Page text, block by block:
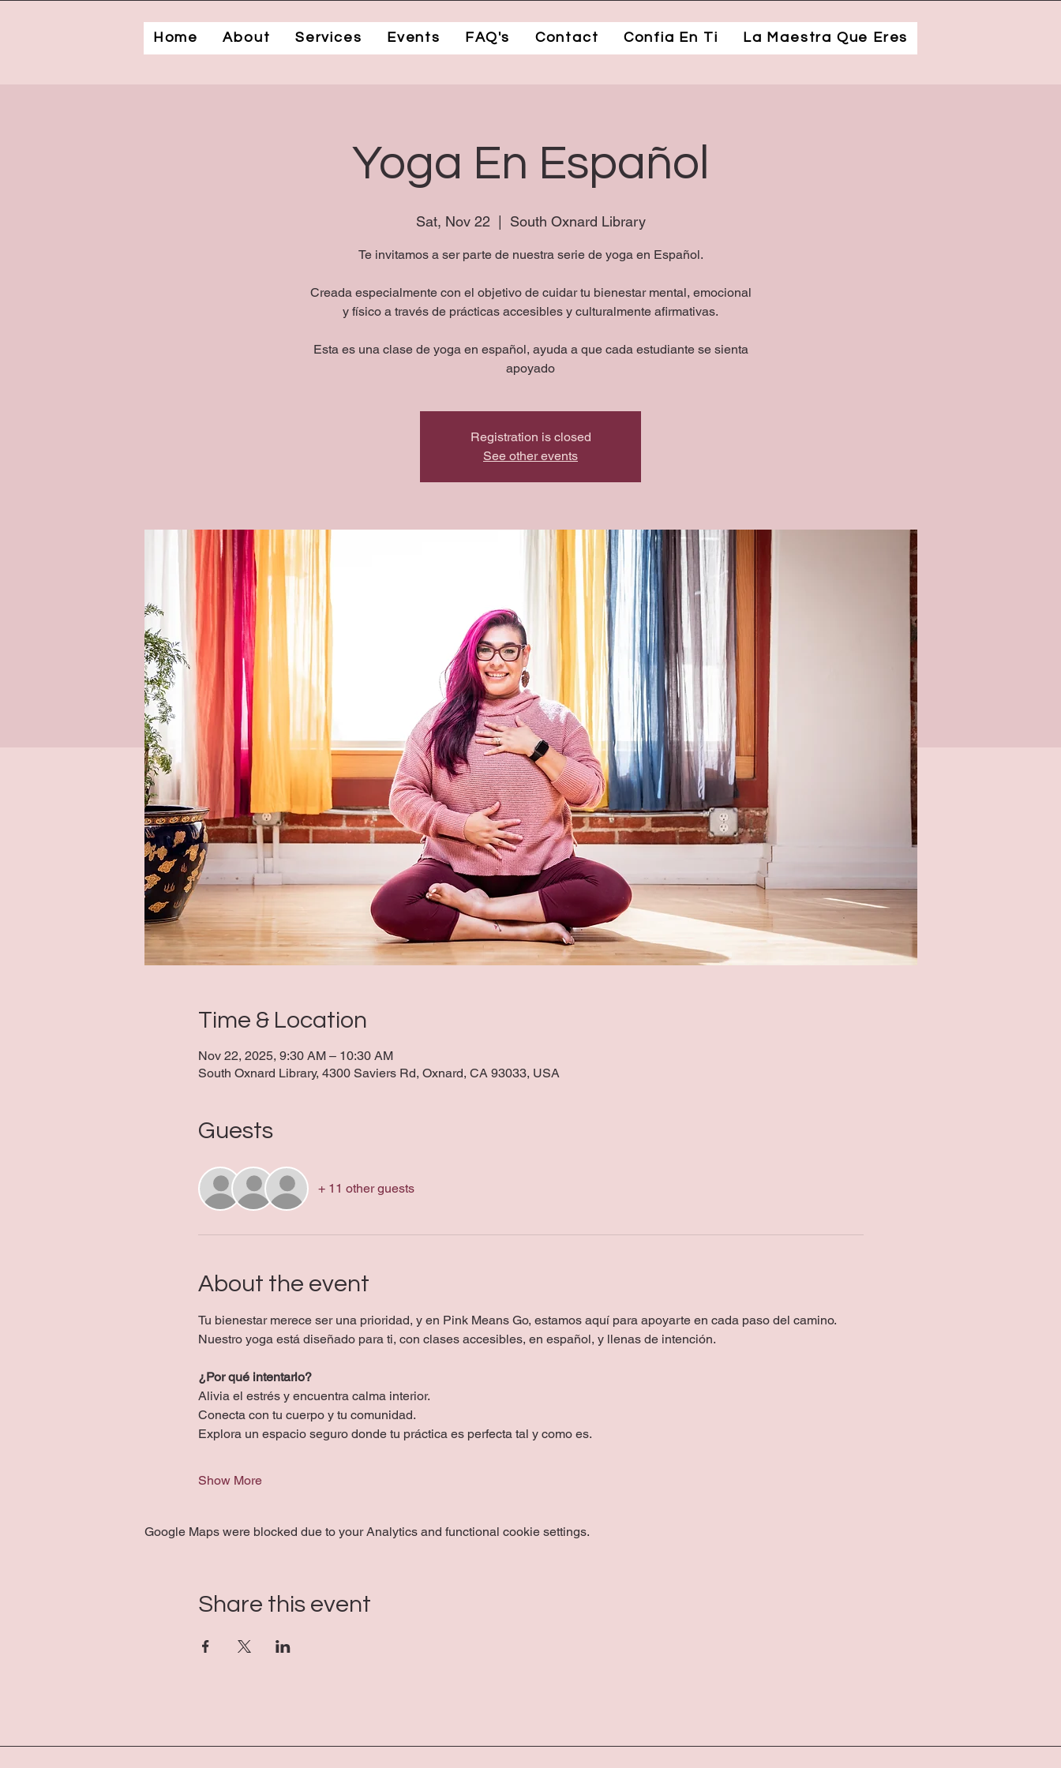
Home About Services Events FAQ's Contact Confia En Ti La Maestra Que Eres
Yoga En Español
Sat, Nov 22 South Oxnard Library
Te invitamos a ser parte de nuestra serie de yoga en Español.
Creada especialmente con el objetivo de cuidar tu bienestar mental, emocional
y físico a través de prácticas accesibles y culturalmente afirmativas.
Esta es una clase de yoga en español, ayuda a que cada estudiante se sienta
apoyado
Registration is closed
See other events
Time & Location
Nov 22, 2025, 9:30 AM – 10:30 AM
South Oxnard Library, 4300 Saviers Rd, Oxnard, CA 93033, USA
Guests
+ 11 other guests
About the event
Tu bienestar merece ser una prioridad, y en Pink Means Go, estamos aquí para apoyarte en cada paso del camino.
Nuestro yoga está diseñado para ti, con clases accesibles, en español, y llenas de intención.
¿Por qué intentarlo?
Alivia el estrés y encuentra calma interior.
Conecta con tu cuerpo y tu comunidad.
Explora un espacio seguro donde tu práctica es perfecta tal y como es.
Show More
Google Maps were blocked due to your Analytics and functional cookie settings.
Share this event